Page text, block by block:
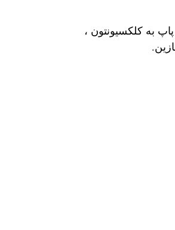
به کلکسیونتون ،